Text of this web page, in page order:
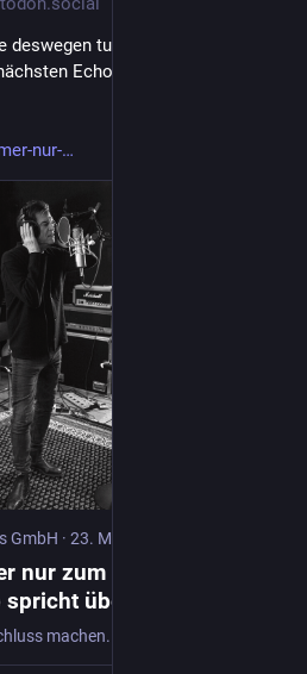
deswegen tut es weh, die Hosen
Echo Skandal jemand den
nur-
GmbH · 23. Mai
nur zum Clown
über
Tricks auf